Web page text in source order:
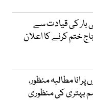
بار کی قیادت سے
ختم کرنے کا اعلان
مطالبہ منظور،
بہتری کی منظوری